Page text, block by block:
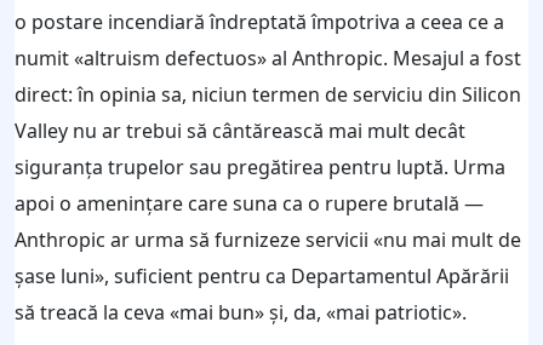
o postare incendiară îndreptată împotriva a ceea ce a
numit «altruism defectuos» al Anthropic. Mesajul a fost
direct: în opinia sa, niciun termen de serviciu din Silicon
Valley nu ar trebui să cântărească mai mult decât
siguranța trupelor sau pregătirea pentru luptă. Urma
apoi o amenințare care suna ca o rupere brutală —
Anthropic ar urma să furnizeze servicii «nu mai mult de
șase luni», suficient pentru ca Departamentul Apărării
să treacă la ceva «mai bun» și, da, «mai patriotic».